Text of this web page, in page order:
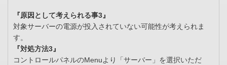
『原因として考えられる事3』
対象サーバーの電源が投入されていない可能性が考えられま
す。
『対処方法3』
コントロールパネルのMenuより「サーバー」を選択いただ